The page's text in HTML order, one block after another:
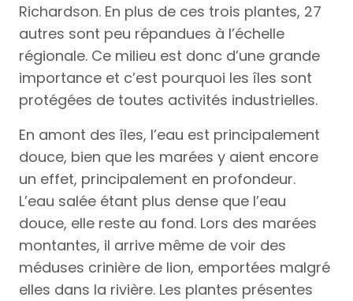
Richardson. En plus de ces trois plantes, 27
autres sont peu répandues à l’échelle
régionale. Ce milieu est donc d’une grande
importance et c’est pourquoi les îles sont
protégées de toutes activités industrielles.
En amont des îles, l’eau est principalement
douce, bien que les marées y aient encore
un effet, principalement en profondeur.
L’eau salée étant plus dense que l’eau
douce, elle reste au fond. Lors des marées
montantes, il arrive même de voir des
méduses crinière de lion, emportées malgré
elles dans la rivière. Les plantes présentes